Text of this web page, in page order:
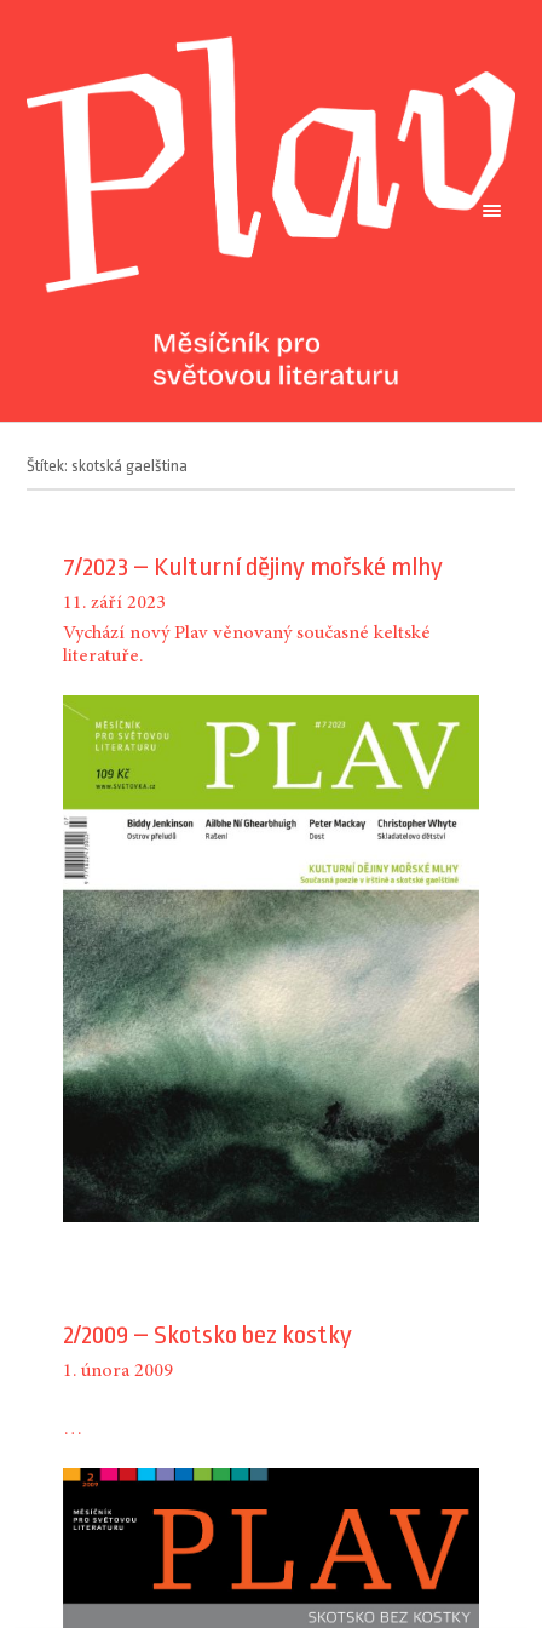
Štítek: skotská gaelština
7/2023 – Kulturní dějiny mořské mlhy
11. září 2023
Vychází nový Plav věnovaný současné keltské
literatuře.
2/2009 – Skotsko bez kostky
1. února 2009
…